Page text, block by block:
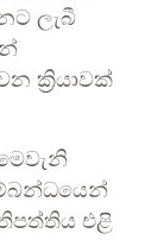
ලැබී
ක්‍රියාවක්
එළි